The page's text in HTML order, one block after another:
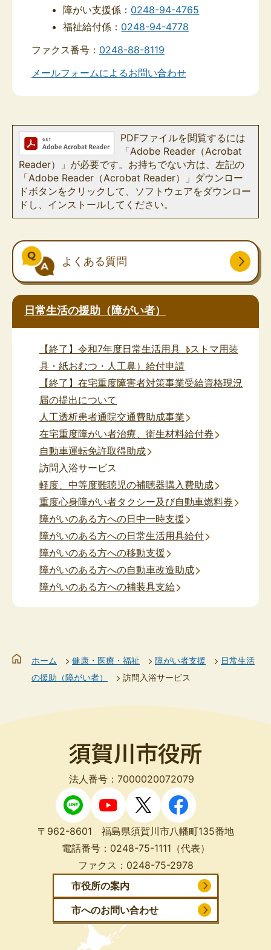
障がい支援係： 0248-94-4765
福祉給付係： 0248-94-4778
ファクス番号： 0248-88-8119
メールフォームによるお問い合わせ
PDFファイルを閲覧するには
「Adobe Reader（Acrobat
Reader）」が必要です。お持ちでない方は、左記の
「Adobe Reader（Acrobat Reader）」ダウンロー
ドボタンをクリックして、ソフトウェアをダウンロー
ドし、インストールしてください。
よくある質問
日常生活の援助（障がい者）
【終了】令和7年度日常生活用具（ストマ用装
具・紙おむつ・人工鼻）給付申請
【終了】在宅重度障害者対策事業受給資格現況
届の提出について
人工透析患者通院交通費助成事業
在宅重度障がい者治療、衛生材料給付券
自動車運転免許取得助成
訪問入浴サービス
軽度、中等度難聴児の補聴器購入費助成
重度心身障がい者タクシー及び自動車燃料券
障がいのある方への日中一時支援
障がいのある方への日常生活用具給付
障がいのある方への移動支援
障がいのある方への自動車改造助成
障がいのある方への補装具支給
ホーム 健康・医療・福祉 障がい者支援
日常生活
の援助（障がい者）
訪問入浴サービス
法人番号：7000020072079
〒962-8601 福島県須賀川市八幡町135番地
電話番号： 0248-75-1111 （代表）
ファクス： 0248-75-2978
市役所の案内
市へのお問い合わせ